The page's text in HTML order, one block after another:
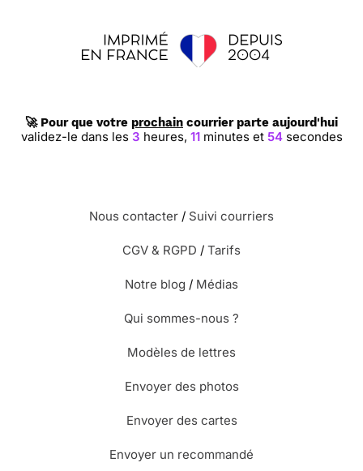
🚀 Pour que votre prochain courrier parte aujourd'hui
validez-le dans les 3 heures, 11minutes et 53secondes
Nous contacter / Suivi courriers
CGV & RGPD / Tarifs
Notre blog / Médias
Qui sommes-nous ?
Modèles de lettres
Envoyer des photos
Envoyer des cartes
Envoyer un recommandé